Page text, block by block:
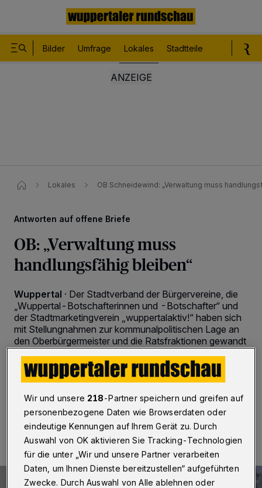
Bilder Umfrage Lokales Stadtteile
Lokales OB Schneidewind: „Verwaltung muss
Antworten auf offene Briefe
OB: „Verwaltung muss
handlungsfähig bleiben“
Wuppertal · Der Stadtverband der Bürgervereine, die
„Wuppertal-Botschafterinnen und -Botschafter“ und
der Stadtmarketingverein „wuppertalaktiv!“ haben sich
mit Stellungnahmen zur kommunalpolitischen Lage an
den Oberbürgermeister und die Ratsfraktionen gewandt
sich Schneidewind. Der Wortlaut.
13.07.2023 , 17:52 Uhr 2 Minuten Lesezeit
Wir und unsere 218-Partner speichern und greifen auf
personenbezogene Daten wie Browserdaten oder
eindeutige Kennungen auf Ihrem Gerät zu. Durch
Auswahl von OK aktivieren Sie Tracking-Technologien
für die unter „Wir und unsere Partner verarbeiten
Daten, um Ihnen Dienste bereitzustellen“ aufgeführten
Zwecke. Durch Auswahl von Alle ablehnen oder